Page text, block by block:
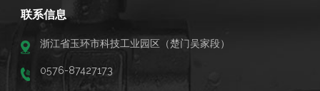
联系信息
浙江省玉环市科技工业园区（楚门吴家段）
0576-87427173